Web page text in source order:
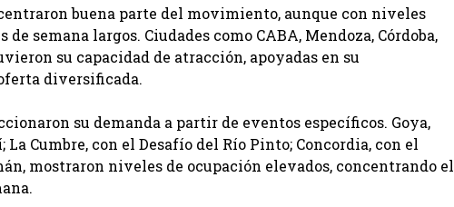
buena parte del movimiento, aunque con niveles
semana largos. Ciudades como CABA, Mendoza, Córdoba,
su capacidad de atracción, apoyadas en su
diversificada.
su demanda a partir de eventos específicos. Goya,
Cumbre, con el Desafío del Río Pinto; Concordia, con el
mostraron niveles de ocupación elevados, concentrando el